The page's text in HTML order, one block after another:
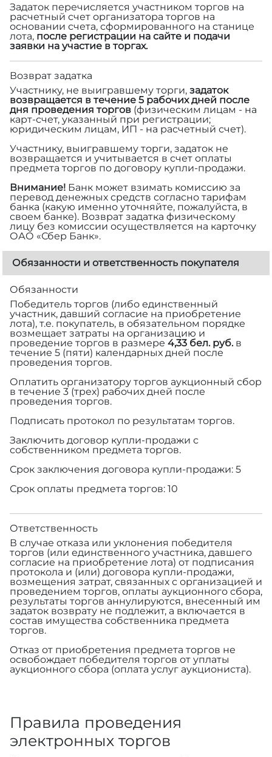
Задаток перечисляется участником торгов на
расчетный счет организатора торгов на
основании счета, сформированного на станице
лота, после регистрации на сайте и подачи
заявки на участие в торгах.
Возврат задатка
Участнику, не выигравшему торги, задаток
возвращается в течение 5 рабочих дней после
дня проведения торгов (физическим лицам - на
карт-счет, указанный при регистрации;
юридическим лицам, ИП - на расчетный счет).
Участнику, выигравшему торги, задаток не
возвращается и учитывается в счет оплаты
предмета торгов по договору купли-продажи.
Внимание! Банк может взимать комиссию за
перевод денежных средств согласно тарифам
банка (какую именно уточняйте, пожалуйста, в
своем банке). Возврат задатка физическому
лицу без комиссии осуществляется на карточку
ОАО «Сбер Банк».
Обязанности и ответственность покупателя
Обязанности
Победитель торгов (либо единственный
участник, давший согласие на приобретение
лота), т.е. покупатель, в обязательном порядке
возмещает затраты на организацию и
проведение торгов в размере 4,33 бел. руб.в
течение 5 (пяти) календарных дней после
проведения торгов.
Оплатить организатору торгов аукционный сбор
в течение 3 (трех) рабочих дней после
проведения торгов.
Подписать протокол по результатам торгов.
Заключить договор купли-продажи с
собственником предмета торгов.
Срок заключения договора купли-продажи: 5
Срок оплаты предмета торгов: 10
Ответственность
В случае отказа или уклонения победителя
торгов (или единственного участника, давшего
согласие на приобретение лота) от подписания
протокола и (или) договора купли-продажи,
возмещения затрат, связанных с организацией и
проведением торгов, оплаты аукционного сбора,
результаты торгов аннулируются, внесенный им
задаток возврату не подлежит, а включается в
состав имущества собственника предмета
торгов.
Отказ от приобретения предмета торгов не
освобождает победителя торгов от уплаты
аукционного сбора (оплата услуг аукциониста).
Правила проведения
электронных торгов